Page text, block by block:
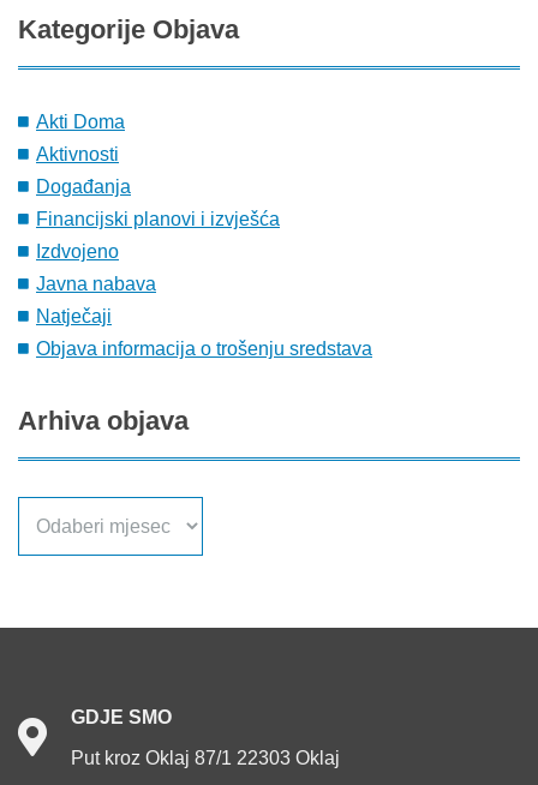
Kategorije Objava
Akti Doma
Aktivnosti
Događanja
Financijski planovi i izvješća
Izdvojeno
Javna nabava
Natječaji
Objava informacija o trošenju sredstava
Arhiva objava
GDJE SMO
Put kroz Oklaj 87/1 22303 Oklaj